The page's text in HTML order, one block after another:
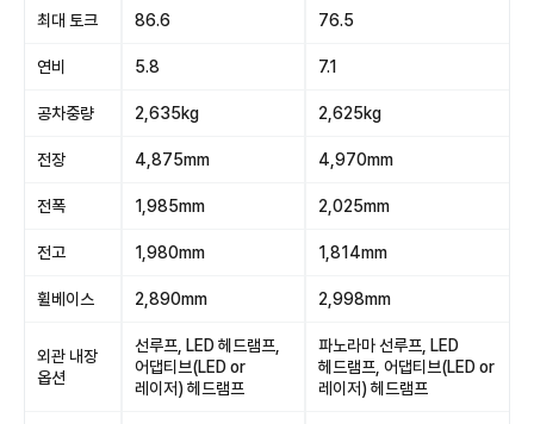
최대 토크 86.6 76.5
연비 5.8 7.1
공차중량 2,635kg 2,625kg
전장 4,875mm 4,970mm
전폭 1,985mm 2,025mm
전고 1,980mm 1,814mm
휠베이스 2,890mm 2,998mm
외관 내장
옵션
선루프, LED 헤드램프,
어댑티브(LED or
레이저) 헤드램프
파노라마 선루프, LED
헤드램프, 어댑티브(LED or
레이저) 헤드램프